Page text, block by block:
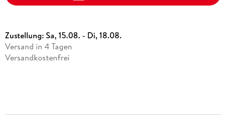
Zustellung:Sa, 15.08. - Di, 18.08.
Versand in 4 Tagen
Versandkostenfrei